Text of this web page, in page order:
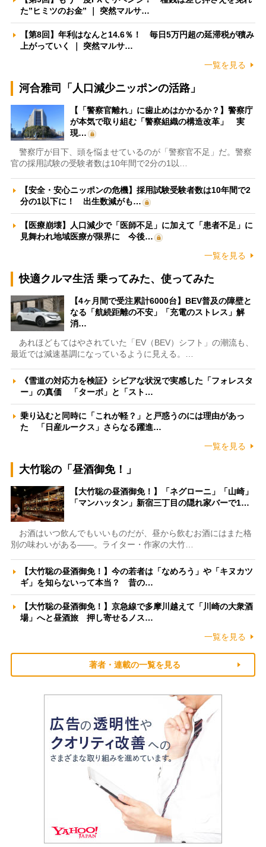
た”ヒミツのお金” ｜ 突然マルサ…
【第8回】年利はなんと14.6％！ 毎日5万円超の延滞税が積み
上がっていく ｜ 突然マルサ…
一覧を見る
河合雅司「人口減少ニッポンの活路」
【「警察官離れ」に歯止めはかかるか？】警察庁
が本気で取り組む「警察組織の構造改革」 実
現…
警察庁が目下、頭を悩ませているのが「警察官不足」だ。警察
官の採用試験の受験者数は10年間で2分の1以…
【安全・安心ニッポンの危機】採用試験受験者数は10年間で2
分の1以下に！ 出生数減がも…
【医療崩壊】人口減少で「医師不足」に加えて「患者不足」に
見舞われ地域医療が限界に 今後…
一覧を見る
快適クルマ生活 乗ってみた、使ってみた
【4ヶ月間で受注累計6000台】BEV普及の障壁と
なる「航続距離の不安」「充電のストレス」解
消…
あれほどもてはやされていた「EV（BEV）シフト」の潮流も、
最近では減速基調になっているように見える。…
《雪道の対応力を検証》シビアな状況で実感した「フォレスタ
ー」の真価 「ターボ」と「スト…
乗り込むと同時に「これが軽？」と戸惑うのには理由があっ
た 「日産ルークス」さらなる躍進…
一覧を見る
大竹聡の「昼酒御免！」
【大竹聡の昼酒御免！】「ネグローニ」「山崎」
「マンハッタン」新宿三丁目の隠れ家バーで1…
お酒はいつ飲んでもいいものだが、昼から飲むお酒にはまた格
別の味わいがある――。ライター・作家の大竹…
【大竹聡の昼酒御免！】今の若者は「なめろう」や「キヌカツ
ギ」を知らないって本当？ 昔の…
【大竹聡の昼酒御免！】京急線で多摩川越えて「川崎の大衆酒
場」へと昼酒旅 押し寄せるノス…
一覧を見る
著者・連載の一覧を見る